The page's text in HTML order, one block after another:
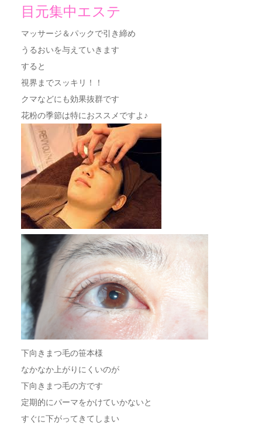
目元集中エステ
マッサージ＆パックで引き締め
うるおいを与えていきます
すると
視界までスッキリ！！
クマなどにも効果抜群です
花粉の季節は特におススメですよ♪
下向きまつ毛の笹本様
なかなか上がりにくいのが
下向きまつ毛の方です
定期的にパーマをかけていかないと
すぐに下がってきてしまい